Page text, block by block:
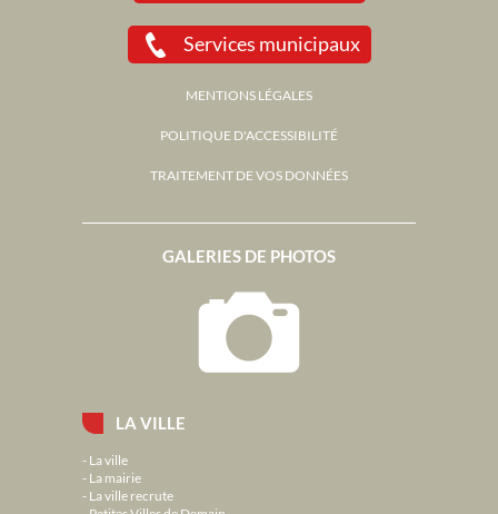
LA VILLE
La ville
La mairie
La ville recrute
GALERIES DE PHOTOS
Services municipaux
MENTIONS LÉGALES
POLITIQUE D'ACCESSIBILITÉ
TRAITEMENT DE VOS DONNÉES